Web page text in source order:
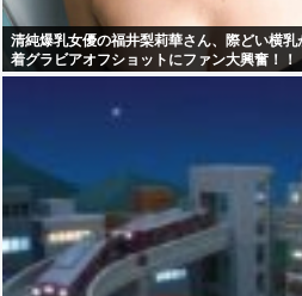
清純爆乳女優の福井梨莉華さん、際どい横
着グラビアオフショットにファン大興奮！！